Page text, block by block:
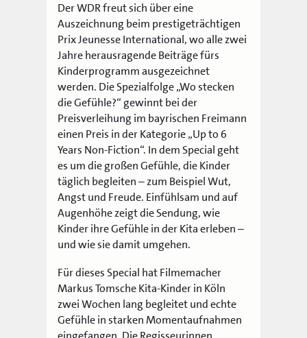
Der WDR freut sich über eine
Auszeichnung beim prestigeträchtigen
Prix Jeunesse International, wo alle zwei
Jahre herausragende Beiträge fürs
Kinderprogramm ausgezeichnet
werden. Die Spezialfolge „Wo stecken
die Gefühle?“ gewinnt bei der
Preisverleihung im bayrischen Freimann
einen Preis in der Kategorie „Up to 6
Years Non-Fiction“. In dem Special geht
es um die großen Gefühle, die Kinder
täglich begleiten – zum Beispiel Wut,
Angst und Freude. Einfühlsam und auf
Augenhöhe zeigt die Sendung, wie
Kinder ihre Gefühle in der Kita erleben –
und wie sie damit umgehen.
Für dieses Special hat Filmemacher
Markus Tomsche Kita-Kinder in Köln
zwei Wochen lang begleitet und echte
Gefühle in starken Momentaufnahmen